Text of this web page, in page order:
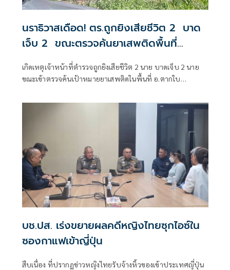
นราธิวาสเดือด! ตร.ถูกยิงเสียชีวิต 2 บาด
เจ็บ 2 ขณะตรวจค้นยาเสพติดพื้นที่
เกิดเหตุเจ้าหน้าที่ตำรวจถูกยิงเสียชีวิต 2 นาย บาดเจ็บ 2 นาย
ขณะเข้าตรวจค้นเป้าหมายยาเสพติดในพื้นที่ อ.ตากใบ
บช.ปส. เร่งขยายผลคดีหญิงไทยซุกไอซ์ใน
ซองกาแฟเข้าญี่ปุ่น
สืบเนื่อง ที่ปรากฏข่าวหญิงไทยรับจ้างหิ้วของเข้าประเทศญี่ปุ่น